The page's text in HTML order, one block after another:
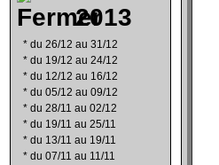
2013
* du 26/12 au 31/12
* du 19/12 au 24/12
* du 12/12 au 16/12
* du 05/12 au 09/12
* du 28/11 au 02/12
* du 19/11 au 25/11
* du 13/11 au 19/11
* du 07/11 au 11/11